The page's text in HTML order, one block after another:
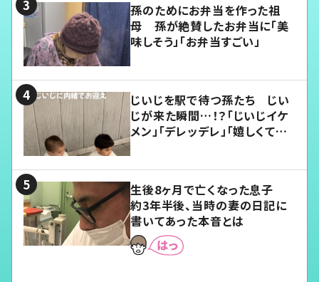
孫のためにお弁当を作った祖
母 孫が絶賛したお弁当に「美
味しそう」「お弁当すごい」
じいじを駅で待つ孫たち じい
じが来た瞬間…！？「じいじイケ
メン」「デレッデレ」「嬉しくて可
生後8ヶ月で亡くなった息子
約3年半後、当時の妻の日記に
書いてあった本音とは